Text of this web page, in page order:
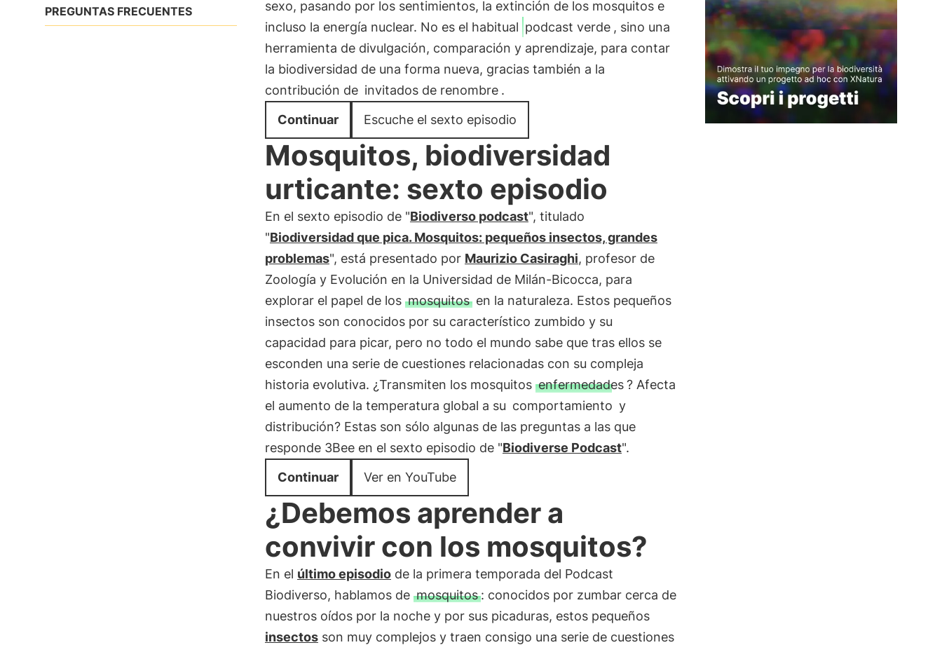
PREGUNTAS FRECUENTES
sexo, pasando por los sentimientos, la extinción de los mosquitos e
incluso la energía nuclear. No es el habitual podcast verde , sino una
herramienta de divulgación, comparación y aprendizaje, para contar
la biodiversidad de una forma nueva, gracias también a la
contribución de invitados de renombre .
Continuar
Escuche el sexto episodio
Mosquitos, biodiversidad
urticante: sexto episodio
En el sexto episodio de "Biodiverso podcast", titulado
"Biodiversidad que pica. Mosquitos: pequeños insectos, grandes
problemas", está presentado por Maurizio Casiraghi, profesor de
Zoología y Evolución en la Universidad de Milán-Bicocca, para
explorar el papel de los mosquitosen la naturaleza. Estos pequeños
insectos son conocidos por su característico zumbido y su
capacidad para picar, pero no todo el mundo sabe que tras ellos se
esconden una serie de cuestiones relacionadas con su compleja
historia evolutiva. ¿Transmiten los mosquitos enfermedades? Afecta
el aumento de la temperatura global a su comportamiento y
distribución? Estas son sólo algunas de las preguntas a las que
responde 3Bee en el sexto episodio de "Biodiverse Podcast".
Continuar
Ver en YouTube
¿Debemos aprender a
convivir con los mosquitos?
En el último episodiode la primera temporada del Podcast
Biodiverso, hablamos de mosquitos: conocidos por zumbar cerca de
nuestros oídos por la noche y por sus picaduras, estos pequeños
insectosson muy complejos y traen consigo una serie de cuestiones